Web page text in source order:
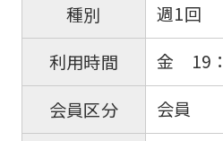
種別
週1回
利用時間
金 19
会員区分
会員